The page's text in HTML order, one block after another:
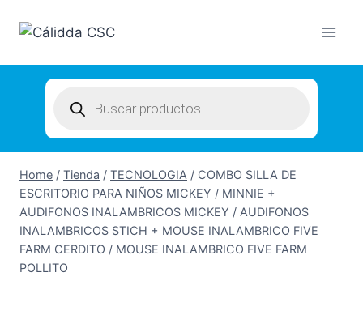
search
Home / Tienda / TECNOLOGIA / COMBO SILLA DE
ESCRITORIO PARA NIÑOS MICKEY / MINNIE +
AUDIFONOS INALAMBRICOS MICKEY / AUDIFONOS
INALAMBRICOS STICH + MOUSE INALAMBRICO FIVE
FARM CERDITO / MOUSE INALAMBRICO FIVE FARM
POLLITO